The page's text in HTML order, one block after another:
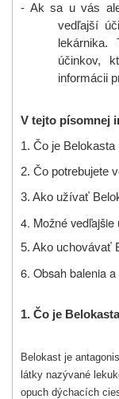
- Ak sa u vás
ved ľajší úč
účinkov,
informácii
V tejto písomnej
1. Čo je Belokasta
2. Čo potrebujete
3. Ako užívať
4. Možné vedľajšie
5. Ako uchovávať
6. Obsah balenia
1. Čo je Belokast
Belokast je
látky nazývané
opuch dýchacích